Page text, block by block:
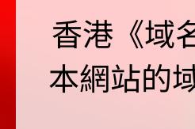
香港《域
本網站的